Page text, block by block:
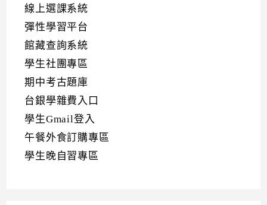
線上選課系統
彈性學習平台
館藏查詢系統
學生社團專區
期中考古題庫
台銀學雜費入口
學生Gmail登入
午餐外食訂購專區
學生晚自習專區